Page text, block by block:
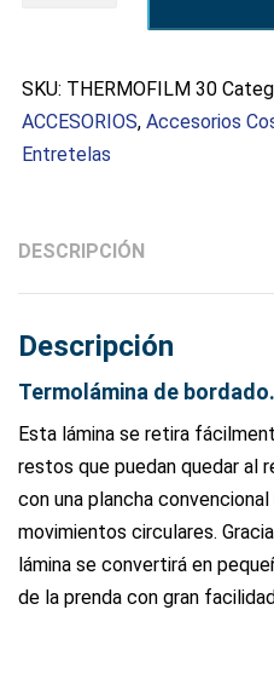
SKU: THERMOFILM 30
ACCESORIOS, Accesorios
Entretelas
DESCRIPCIÓN
Descripción
Termolámina de bordado.
Esta lámina se retira
restos que puedan quedar al
con una plancha
movimientos circulares.
lámina se convertirá en
de la prenda con gran